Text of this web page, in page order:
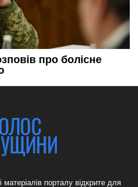
порталу відкрите для